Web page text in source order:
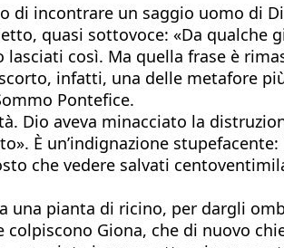
incontrare un saggio uomo di
quasi sottovoce: «Da qualche
così. Ma quella frase è
infatti, una delle metafore
Pontefice.
Dio aveva minacciato la
È un’indignazione
che vedere salvati
una pianta di ricino, per dargli
Giona, che di nuovo